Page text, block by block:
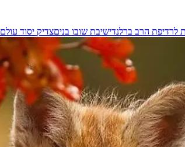
לרדיפת הרב ברלנדישיבת שובו בניםצדיק יסוד עולם